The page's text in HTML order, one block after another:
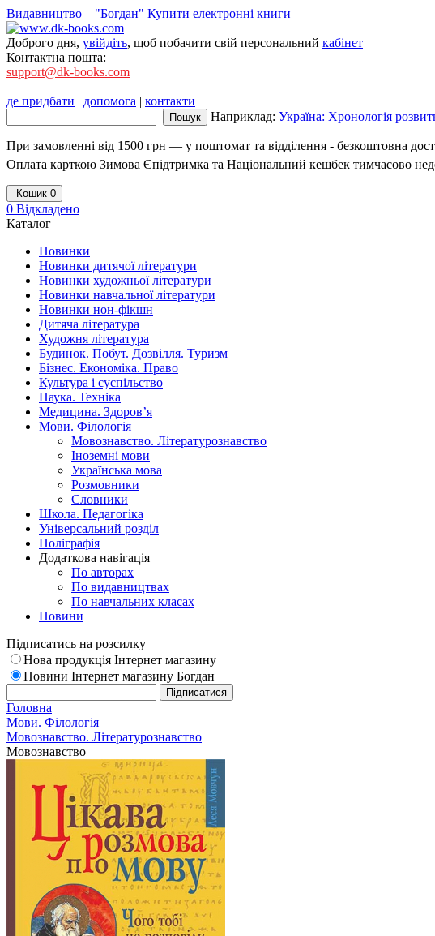
Видавництво – "Богдан" Купити електронні книги
Доброго дня, увійдіть, щоб побачити свій персональний кабінет
Контактна пошта:
support@dk-books.com
де придбати | допомога | контакти
Наприклад: Україна: Хронологія
При замовленні від 1500 грн — у поштомат та відділення - безкоштовна
Оплата карткою Зимова Єпідтримка та Національний кешбек тимчасово
Кошик 0
0 Відкладено
Каталог
Новинки
Новинки дитячої літератури
Новинки художньої літератури
Новинки навчальної літератури
Новинки нон-фікшн
Дитяча література
Художня література
Будинок. Побут. Дозвілля. Туризм
Бізнес. Економіка. Право
Культура і суспільство
Наука. Техніка
Медицина. Здоров’я
Мови. Філологія
Мовознавство. Літературознавство
Іноземні мови
Українська мова
Розмовники
Словники
Школа. Педагогіка
Універсальний розділ
Поліграфія
Додаткова навігація
По авторах
По видавництвах
По навчальних класах
Новини
Підписатись на розсилку
Нова продукція Інтернет магазину
Новини Інтернет магазину Богдан
Головна
Мови. Філологія
Мовознавство. Літературознавство
Мовознавство